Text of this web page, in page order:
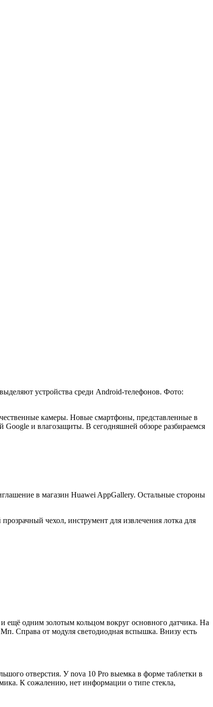
устройства среди Android-телефонов. Фото:
камеры. Новые смартфоны, представленные в
и влагозащиты. В сегодняшней обзоре разбираемся
в магазин Huawei AppGallery. Остальные стороны
чехол, инструмент для извлечения лотка для
ещё одним золотым кольцом вокруг основного датчика. На
Справа от модуля светодиодная вспышка. Внизу есть
отверстия. У nova 10 Pro выемка в форме таблетки в
К сожалению, нет информации о типе стекла,